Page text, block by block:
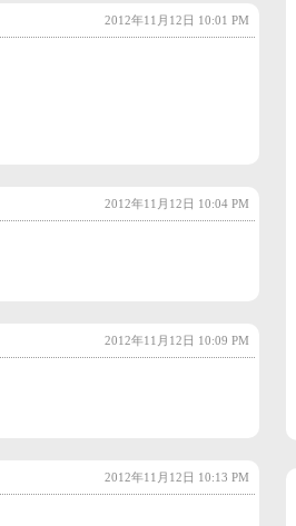
2012年11月12日 10:01 PM
2012年11月12日 10:04 PM
2012年11月12日 10:09 PM
2012年11月12日 10:13 PM